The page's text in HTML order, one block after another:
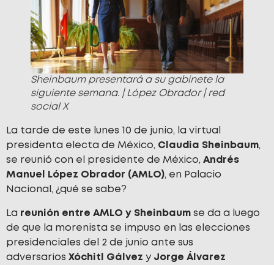
Sheinbaum presentará a su gabinete la
siguiente semana. | López Obrador | red
social X
La tarde de este lunes 10 de junio, la virtual
presidenta electa de México, Claudia Sheinbaum,
se reunió con el presidente de México, Andrés
Manuel López Obrador (AMLO), en Palacio
Nacional, ¿qué se sabe?
La reunión entre AMLO y Sheinbaum se da a luego
de que la morenista se impuso en las elecciones
presidenciales del 2 de junio ante sus
adversarios Xóchitl Gálvez y Jorge Álvarez